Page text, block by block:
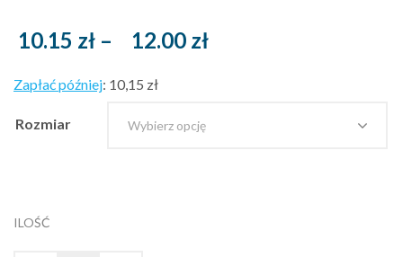
10.15 zł – 12.00 złZakres
Zapłać później: 10,15 zł
Rozmiar
ILOŚĆ